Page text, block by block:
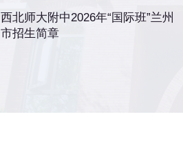
西北师大附中2026年“国际班”兰州
市招生简章